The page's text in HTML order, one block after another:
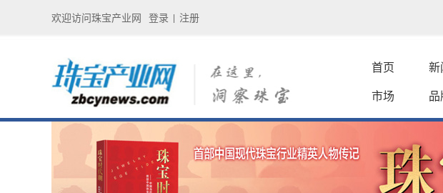
欢迎访问珠宝产业网 登录 注册
首页 新
市场 品